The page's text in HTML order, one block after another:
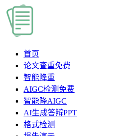
首页
论文查重免费
智能降重
AIGC检测 免费
智能降AIGC
AI生成答辩PPT
格式检测